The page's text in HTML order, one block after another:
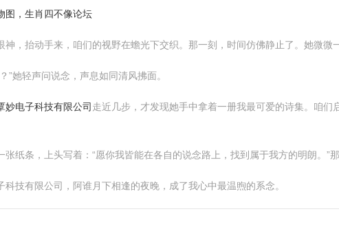
图，生肖四不像论坛
神，抬动手来，咱们的视野在蟾光下交织。那一刻，时间仿佛静止了。她微微
”她轻声问说念，声息如同清风拂面。
妙电子科技有限公司 走近几步，才发现她手中拿着一册我最可爱的诗集。咱
张纸条，上头写着：“愿你我皆能在各自的说念路上，找到属于我方的明朗。”
科技有限公司，阿谁月下相逢的夜晚，成了我心中最温煦的系念。